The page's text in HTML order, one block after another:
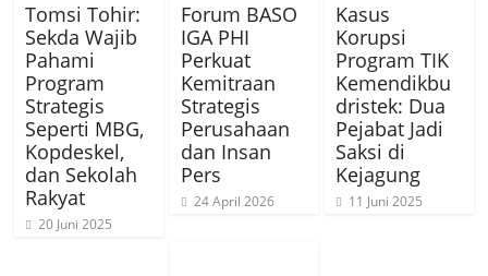
Tomsi Tohir:
Sekda Wajib
Pahami
Program
Strategis
Seperti MBG,
Kopdeskel,
dan Sekolah
Rakyat
20 Juni 2025
Forum BASO
IGA PHI
Perkuat
Kemitraan
Strategis
Perusahaan
dan Insan
Pers
24 April 2026
Kasus
Korupsi
Program TIK
Kemendikbu
dristek: Dua
Pejabat Jadi
Saksi di
Kejagung
11 Juni 2025